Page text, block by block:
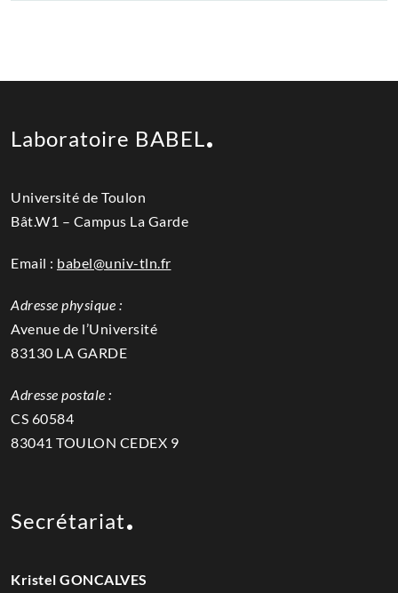
Laboratoire BABEL
Université de Toulon
Bât.W1 – Campus La Garde
Email : babel@univ-tln.fr
Adresse physique :
Avenue de l’Université
83130 LA GARDE
Adresse postale :
CS 60584
83041 TOULON CEDEX 9
Secrétariat
Kristel GONCALVES